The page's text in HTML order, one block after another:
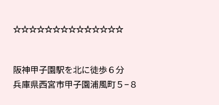
☆☆☆☆☆☆☆☆☆☆☆☆☆☆
阪神甲子園駅を北に徒歩６分
兵庫県西宮市甲子園浦風町５−８